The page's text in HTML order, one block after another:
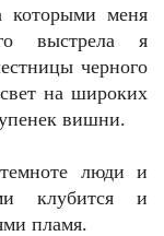
которыми меня
выстрела я
черного
на широких
вишни.
люди и
клубится и
пламя.